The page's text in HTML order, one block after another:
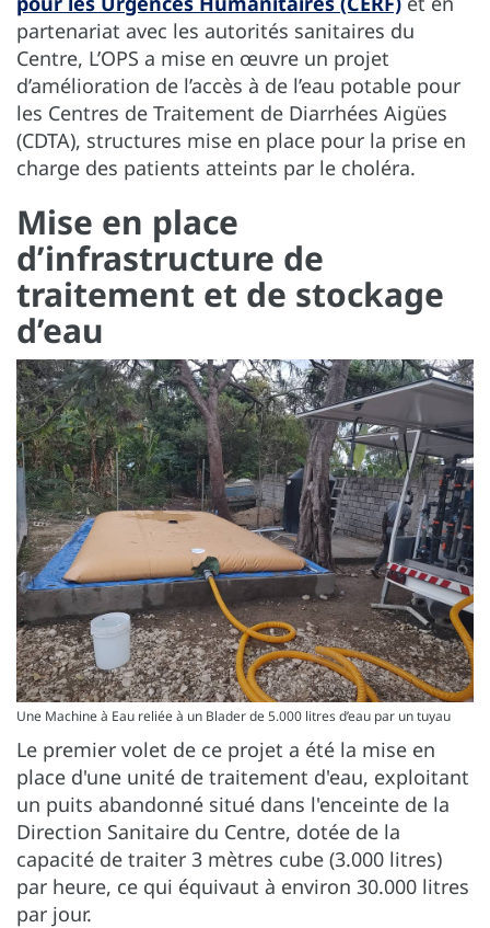
partenariat avec les autorités sanitaires du
Centre, L’OPS a mise en œuvre un projet
d’amélioration de l’accès à de l’eau potable pour
les Centres de Traitement de Diarrhées Aigües
(CDTA), structures mise en place pour la prise en
charge des patients atteints par le choléra.
Mise en place
d’infrastructure de
traitement et de stockage
d’eau
Une Machine à Eau reliée à un Blader de 5.000 litres d’eau par un tuyau
Le premier volet de ce projet a été la mise en
place d'une unité de traitement d'eau, exploitant
un puits abandonné situé dans l'enceinte de la
Direction Sanitaire du Centre, dotée de la
capacité de traiter 3 mètres cube (3.000 litres)
par heure, ce qui équivaut à environ 30.000 litres
par jour.